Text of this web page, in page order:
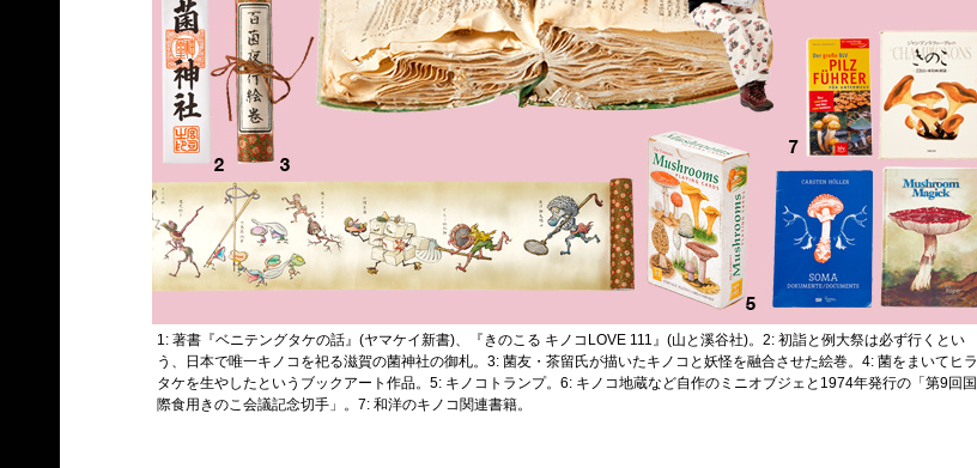
1: 著書『ベニテングタケの話』(ヤマケイ新書)、『きのこる キノコLOVE 111』(山と溪谷社)。2: 初詣と例大祭は必ず行くとい
う、日本で唯一キノコを祀る滋賀の菌神社の御札。3: 菌友・茶留氏が描いたキノコと妖怪を融合させた絵巻。4: 菌をまいてヒラ
タケを生やしたというブックアート作品。5: キノコトランプ。6: キノコ地蔵など自作のミニオブジェと1974年発行の「第9回国
際食用きのこ会議記念切手」。7: 和洋のキノコ関連書籍。